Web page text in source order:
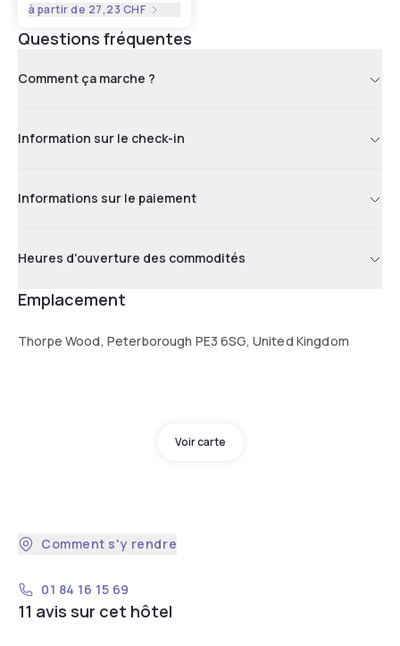
à partir de 27,23 CHF
Questions fréquentes
Comment ça marche ?
Information sur le check-in
Informations sur le paiement
Heures d'ouverture des commodités
Emplacement
Thorpe Wood, Peterborough PE3 6SG, United Kingdom
Voir carte
Comment s'y rendre
01 84 16 15 69
11 avis sur cet hôtel